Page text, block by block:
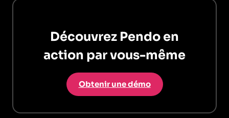
Découvrez Pendo en
action par vous-même
Obtenir une démo